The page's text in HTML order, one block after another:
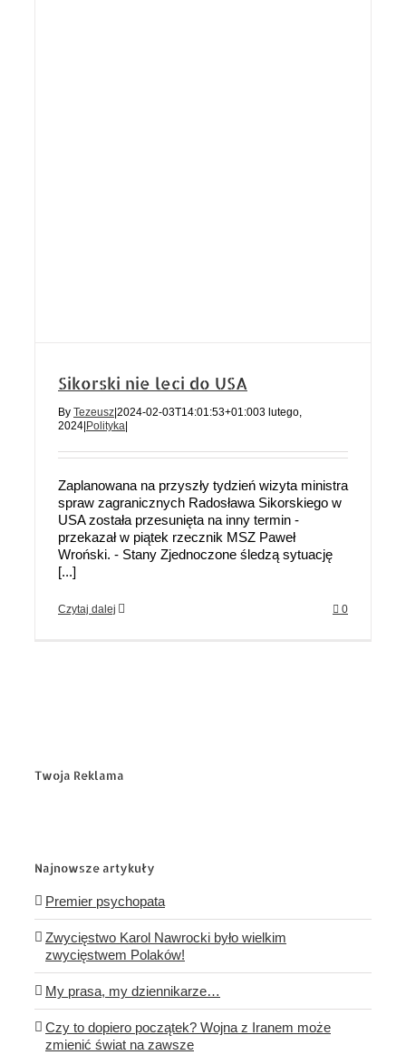
Sikorski nie leci do USA
By Tezeusz 2024-02-03T14:01:53+01:003 lutego,
2024 Polityka
Zaplanowana na przyszły tydzień wizyta ministra
spraw zagranicznych Radosława Sikorskiego w
USA została przesunięta na inny termin -
przekazał w piątek rzecznik MSZ Paweł
Wroński. - Stany Zjednoczone śledzą sytuację
[...]
Czytaj dalej 0
Twoja Reklama
Najnowsze artykuły
Premier psychopata
Zwycięstwo Karol Nawrocki było wielkim
zwycięstwem Polaków!
My prasa, my dziennikarze…
Czy to dopiero początek? Wojna z Iranem może
zmienić świat na zawsze